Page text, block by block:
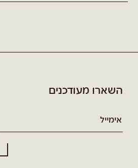
השארו מעודכנים
*